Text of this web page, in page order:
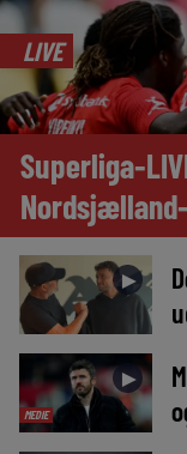
LIVE
Superliga-
►
MEDIE
►